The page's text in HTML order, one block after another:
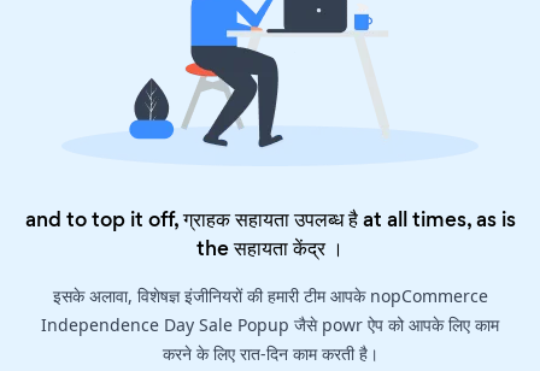
and to top it off, ग्राहक सहायता उपलब्ध है at all times, as is
theसहायता केंद्र।
इसके अलावा, विशेषज्ञ इंजीनियरों की हमारी टीम आपके nopCommerce
Independence Day Sale Popup जैसे powr ऐप को आपके लिए काम
करने के लिए रात-दिन काम करती है।